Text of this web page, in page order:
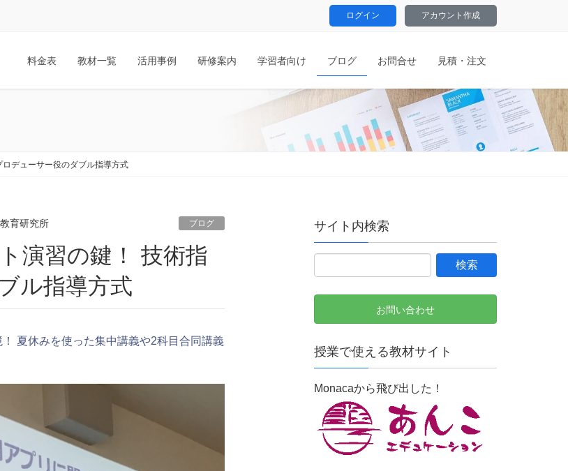
ログイン アカウント作成
料金表 教材一覧 活用事例 研修案内 学習者向け ブログ お問合せ 見積・注文
デューサー役のダブル指導方式
育研究所 ブログ
ル指導方式
夏休みを使った集中講義や2科目合同講義
サイト内検索
お問い合わせ
授業で使える教材サイト
Monacaから飛び出した！